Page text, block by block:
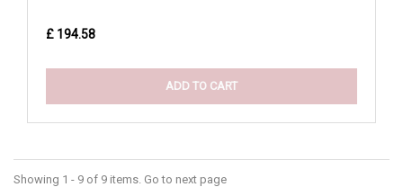
£ 194.58
ADD TO CART
Showing 1 - 9 of 9 items. Go to next page